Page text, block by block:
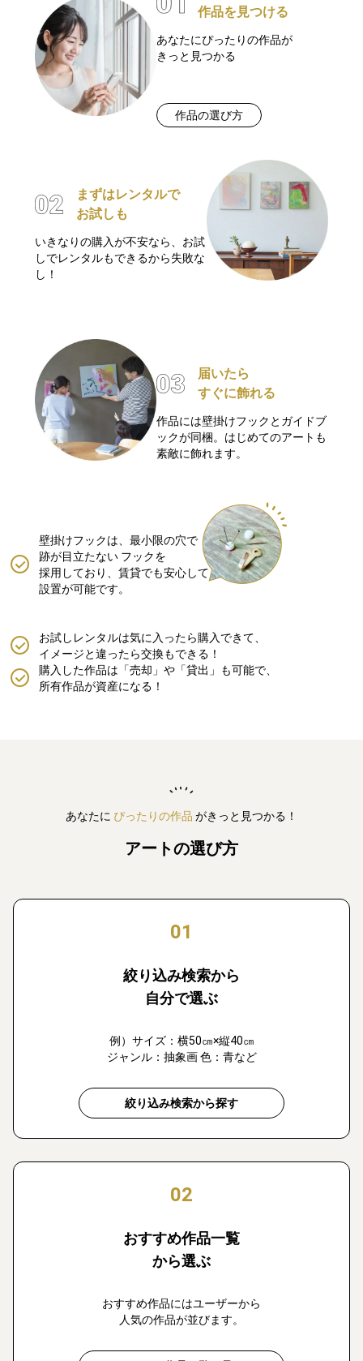
作品を見つける
あなたにぴったりの作品が
きっと見つかる
作品の選び方
まずはレンタルで
お試しも
いきなりの購入が不安なら、お試
しでレンタルもできるから失敗な
し！
届いたら
すぐに飾れる
作品には壁掛けフックとガイドブ
ックが同梱。はじめてのアートも
素敵に飾れます。
壁掛けフックは、最小限の穴で
跡が目立たない フックを
採用しており、賃貸でも安心して
設置が可能です。
購入した作品は「売却」や「貸出」も可能で、
所有作品が資産になる！
お試しレンタルは気に入ったら購入できて、
イメージと違ったら交換もできる！
あなたに ぴったりの作品 がきっと見つかる！
アートの選び方
01
絞り込み検索から
自分で選ぶ
例）サイズ：横50㎝×縦40㎝
ジャンル：抽象画 色：青など
絞り込み検索から探す
02
おすすめ作品一覧
から選ぶ
おすすめ作品にはユーザーから
人気の作品が並びます。